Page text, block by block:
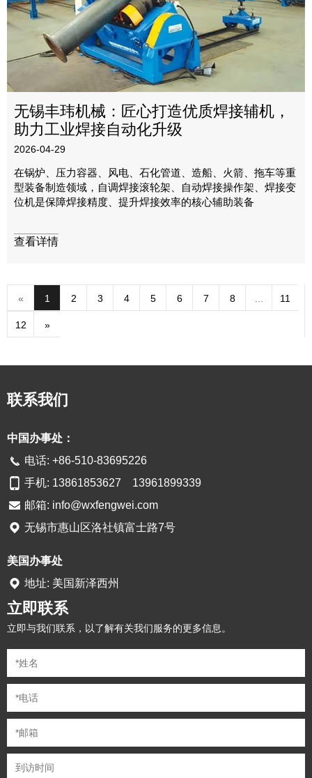
无锡丰玮机械：匠心打造优质焊接辅机，
助力工业焊接自动化升级
2026-04-29
在锅炉、压力容器、风电、石化管道、造船、火箭、拖车等重
型装备制造领域，自调焊接滚轮架、自动焊接操作架、焊接变
位机是保障焊接精度、提升焊接效率的核心辅助装备
查看详情
« 1 2 3 4 5 6 7 8 ... 11
12 »
联系我们
中国办事处：
电话: +86-510-83695226
手机: 13861853627 13961899339
邮箱: info@wxfengwei.com
无锡市惠山区洛社镇富士路7号
美国办事处
地址: 美国新泽西州
立即联系
立即与我们联系，以了解有关我们服务的更多信息。